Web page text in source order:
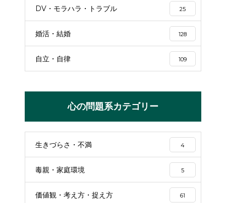
DV・モラハラ・トラブル 25
婚活・結婚 128
自立・自律 109
心の問題系カテゴリー
生きづらさ・不満 4
毒親・家庭環境 5
価値観・考え方・捉え方 61